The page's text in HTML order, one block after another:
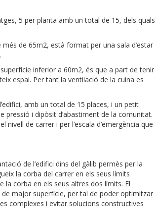
5 per planta amb un total de 15, dels quals
de 65m2, està format per una sala d’estar
inferior a 60m2, és que a part de tenir
espai. Per tant la ventilació de la cuina es
amb un total de 15 places, i un petit
pressió i dipòsit d’abastiment de la comunitat.
nivell de carrer i per l’escala d’emergència que
de l’edifici dins del gàlib permès per la
la corba del carrer en els seus límits
corba en els seus altres dos límits. El
major superfície, per tal de poder optimitzar
complexes i evitar solucions constructives